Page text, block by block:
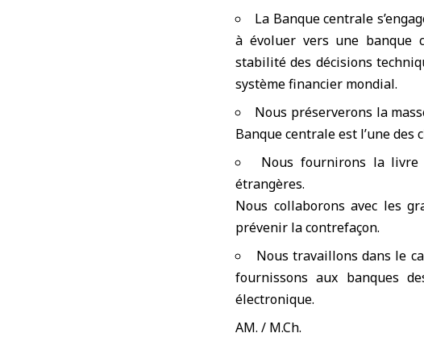
La Banque centrale
à évoluer vers une banque
stabilité des décisions
système financier mondial.
Nous préserverons la
Banque centrale est l’une
Nous fournirons la livre
étrangères.
Nous collaborons avec les
prévenir la contrefaçon.
Nous travaillons dans le
fournissons aux banques
électronique.
AM. / M.Ch.